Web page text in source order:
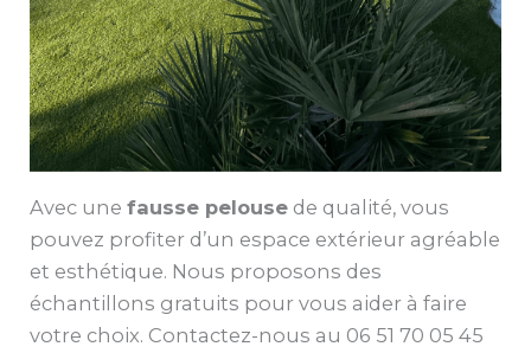
Avec unefausse pelouse de qualité, vous
pouvez profiter d’un espace extérieur agréable
et esthétique. Nous proposons des
échantillons gratuits pour vous aider à faire
votre choix. Contactez-nous au 06 51 70 05 45